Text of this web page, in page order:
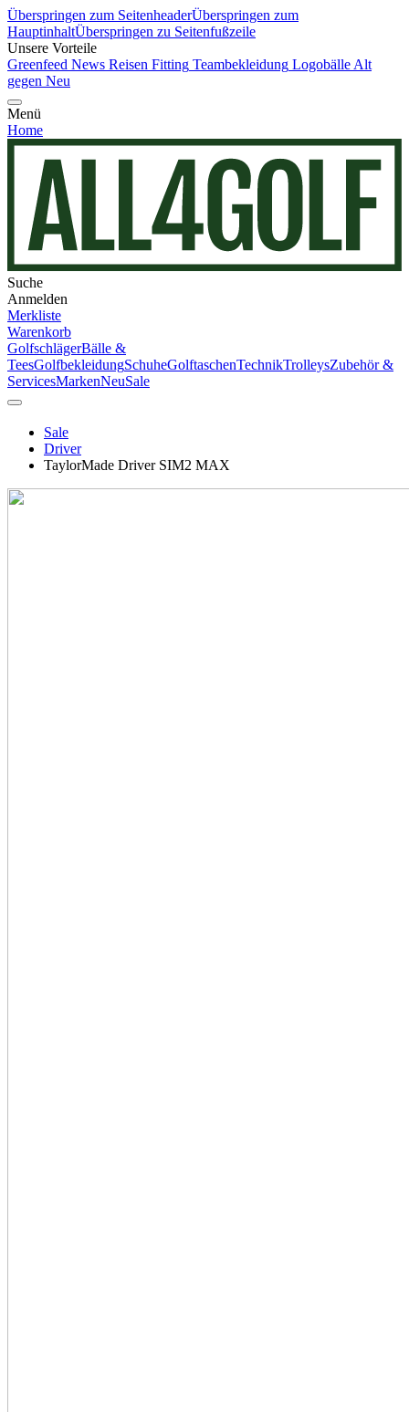
Überspringen zum SeitenheaderÜberspringen zum
HauptinhaltÜberspringen zu Seitenfußzeile
Unsere Vorteile
Greenfeed News Reisen Fitting Teambekleidung Logobälle Alt
gegen Neu
Menü
Home
Suche
Anmelden
Merkliste
Warenkorb
GolfschlägerBälle &
TeesGolfbekleidungSchuheGolftaschenTechnikTrolleysZubehör &
ServicesMarkenNeuSale
Sale
Driver
TaylorMade Driver SIM2 MAX